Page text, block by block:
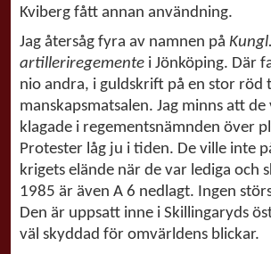
Kviberg fått annan användning.
Jag återsåg fyra av namnen på
artilleriregemente i Jönköping. Där
nio andra, i guldskrift på en stor röd
manskapsmatsalen. Jag minns att
klagade i regementsnämnden över
Protester låg ju i tiden. De ville inte
krigets elände när de var lediga och
1985 är även A 6 nedlagt. Ingen
Den är uppsatt inne i Skillingaryds
väl skyddad för omvärldens blickar.